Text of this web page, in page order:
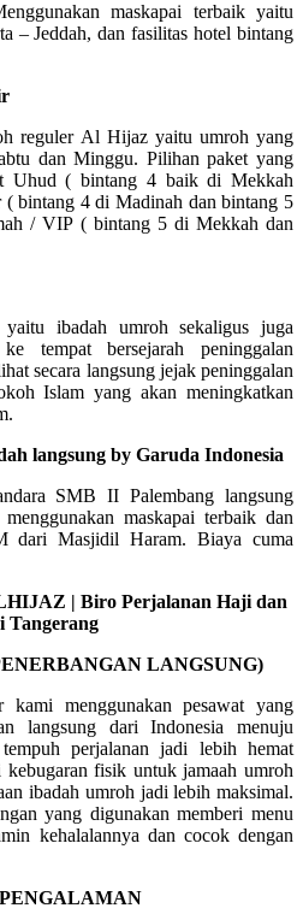
maskapai terbaik yaitu
– Jeddah, dan fasilitas hotel bintang
reguler Al Hijaz yaitu umroh yang
dan Minggu. Pilihan paket yang
Uhud ( bintang 4 baik di Mekkah
bintang 4 di Madinah dan bintang 5
/ VIP ( bintang 5 di Mekkah dan
ibadah umroh sekaligus juga
tempat bersejarah peninggalan
secara langsung jejak peninggalan
Islam yang akan meningkatkan
langsung by Garuda Indonesia
SMB II Palembang langsung
maskapai terbaik dan
dari Masjidil Haram. Biaya cuma
| Biro Perjalanan Haji dan
Tangerang
LANGSUNG)
kami menggunakan pesawat yang
langsung dari Indonesia menuju
perjalanan jadi lebih hemat
fisik untuk jamaah umroh
ibadah umroh jadi lebih maksimal.
yang digunakan memberi menu
kehalalannya dan cocok dengan